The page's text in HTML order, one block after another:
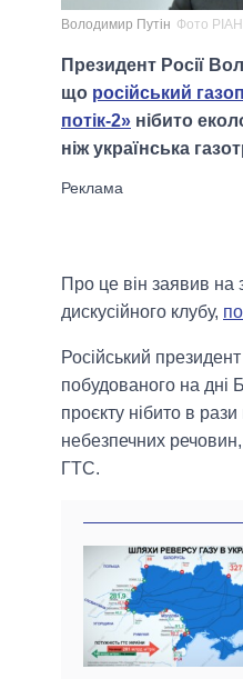
Володимир Путін Фото РІАН
Президент Росії
що російський
потік-2» нібито
ніж українська
Про це він заявив на
дискусійного клубу,
Російський
побудованого на дні
проєкту нібито в
небезпечних речовин,
ГТС.